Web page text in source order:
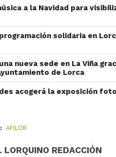
a la Navidad para
solidaria en
nueva sede en La Viña
de Lorca
acogerá la exposición
AFILOR
LORQUINO REDACCIÓN